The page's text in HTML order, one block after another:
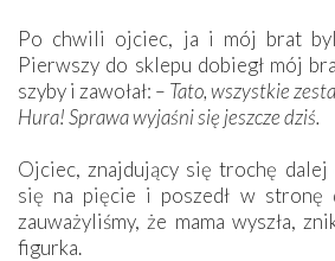
Po chwili ojciec, ja i mój brat
Pierwszy do sklepu dobiegł mój
szyby i zawołał: – Tato, wszystkie
Hura! Sprawa wyjaśni się jeszcze dziś.
Ojciec, znajdujący się trochę dalej
się na pięcie i poszedł w stronę
zauważyliśmy, że mama wyszła,
figurka.